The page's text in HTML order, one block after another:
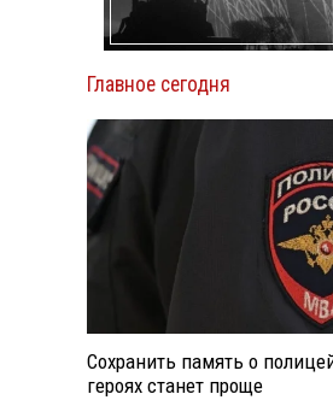
Главное сегодня
Сохранить память о
героях станет проще